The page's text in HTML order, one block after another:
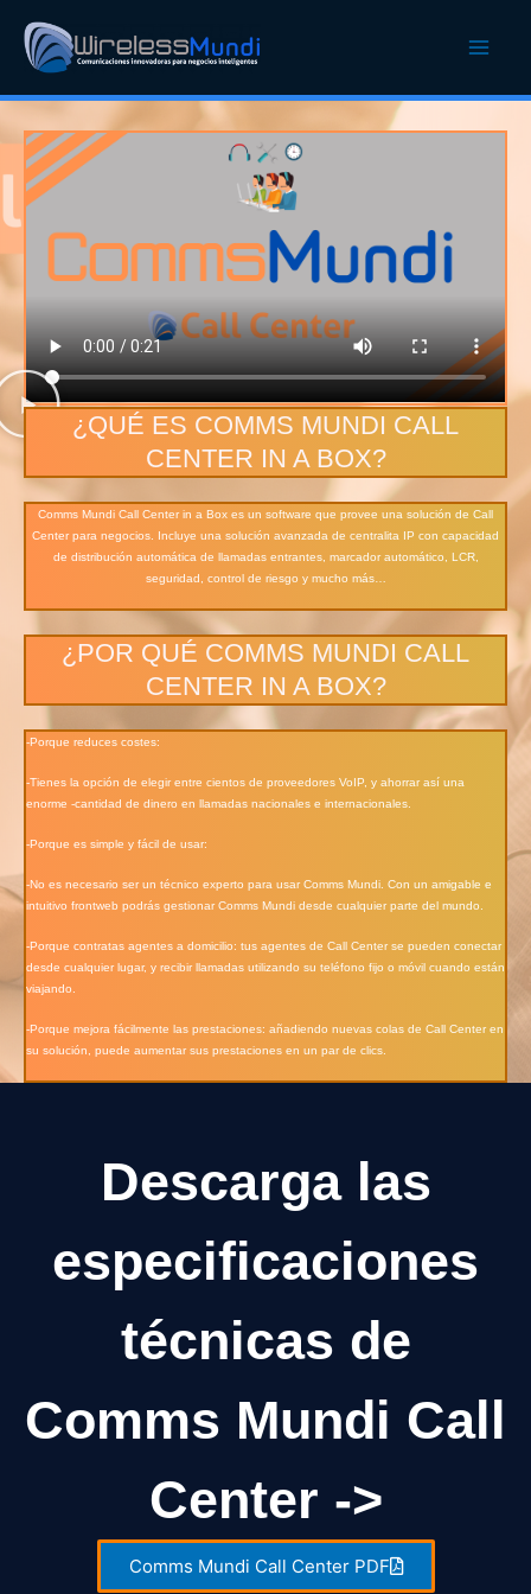
¿QUÉ ES COMMS MUNDI CALL
CENTER IN A BOX?
Comms Mundi Call Center in a Box es un software que provee una solución de Call
Center para negocios. Incluye una solución avanzada de centralita IP con capacidad
de distribución automática de llamadas entrantes, marcador automático, LCR,
seguridad, control de riesgo y mucho más…
¿POR QUÉ COMMS MUNDI CALL
CENTER IN A BOX?
-Porque reduces costes:
-Tienes la opción de elegir entre cientos de proveedores VoIP, y ahorrar así una
enorme -cantidad de dinero en llamadas nacionales e internacionales.
-Porque es simple y fácil de usar:
-No es necesario ser un técnico experto para usar Comms Mundi. Con un amigable e
intuitivo frontweb podrás gestionar Comms Mundi desde cualquier parte del mundo.
-Porque contratas agentes a domicilio: tus agentes de Call Center se pueden conectar
desde cualquier lugar, y recibir llamadas utilizando su teléfono fijo o móvil cuando están
viajando.
-Porque mejora fácilmente las prestaciones: añadiendo nuevas colas de Call Center en
su solución, puede aumentar sus prestaciones en un par de clics.
Descarga las
especificaciones
técnicas de
Comms Mundi Call
Center ->
Comms Mundi Call Center PDF